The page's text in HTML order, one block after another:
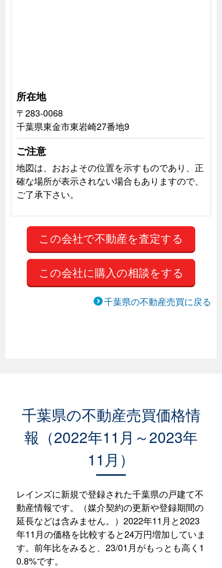
所在地
〒283-0068
千葉県東金市東岩崎27番地9
ご注意
地図は、おおよその位置を示すものであり、正
確な場所が表示されない場合もありますので、
ご了承下さい。
この会社に購入の相談をする
千葉県の不動産売買に戻る
千葉県の不動産売買価格情
報（2022年11月～2023年
11月）
レインズに新規で登録された千葉県の戸建て不
動産情報です。（媒介契約の更新や登録期間の
延長などは含みません。）2022年11月と2023
年11月の価格を比較すると24万円増加していま
す。前年比をみると、23/01月がもっとも高く1
0.8%です。